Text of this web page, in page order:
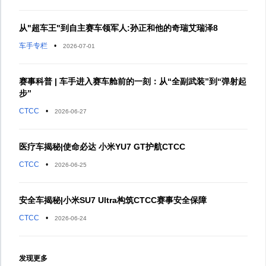
从"超车王"到自主赛车领军人:孙正和他的奇瑞艾瑞泽8
车手专栏 • 2026-07-01
赛事科普 | 车手进入赛车舱前的一刻：从“全副武装”到“弹射起
步”
CTCC • 2026-06-27
医疗车揭秘|使命必达 小米YU7 GT护航CTCC
CTCC • 2026-06-25
安全车揭秘|小米SU7 Ultra构筑CTCC赛事安全保障
CTCC • 2026-06-24
发现更多